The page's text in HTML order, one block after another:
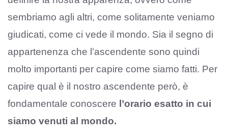
sembriamo agli altri, come solitamente veniamo
giudicati, come ci vede il mondo. Sia il segno di
appartenenza che l’ascendente sono quindi
molto importanti per capire come siamo fatti. Per
capire qual è il nostro ascendente però, è
fondamentale conoscere l’orario esatto in cui
siamo venuti al mondo.